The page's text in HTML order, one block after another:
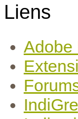
Liens
Adobe